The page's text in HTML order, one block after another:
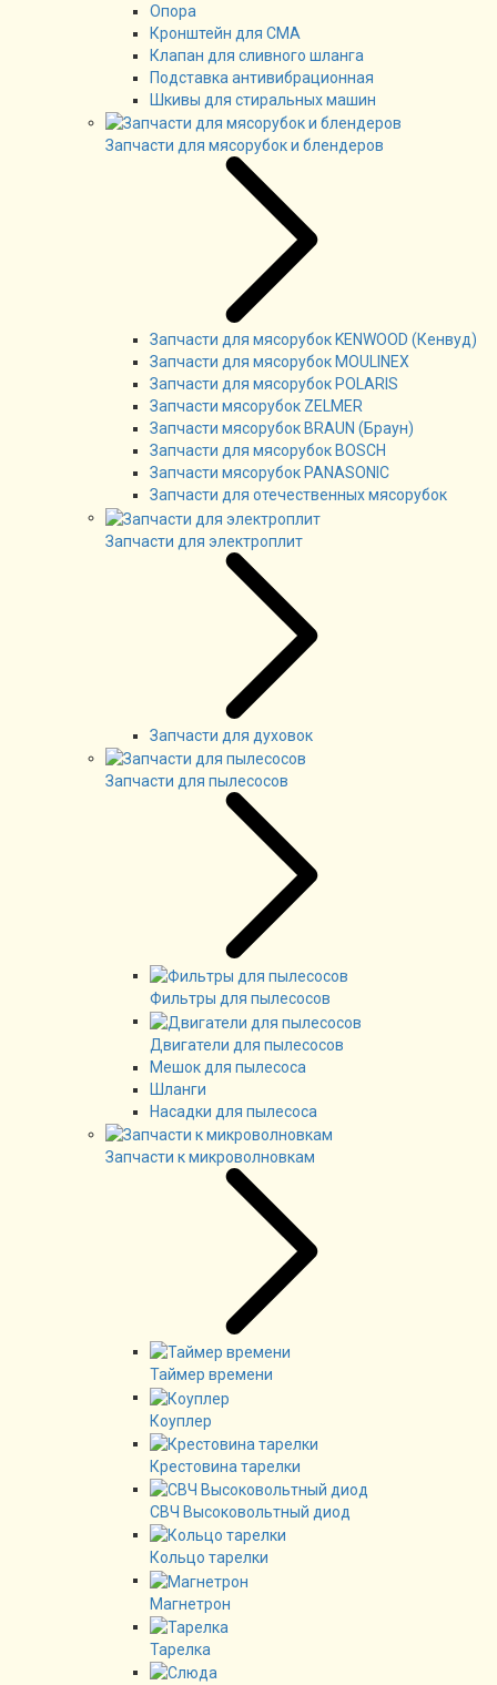
Опора
Кронштейн для СМА
Клапан для сливного шланга
Подставка антивибрационная
Шкивы для стиральных машин
Запчасти для мясорубок и блендеров
Запчасти для мясорубок KENWOOD (Кенвуд)
Запчасти для мясорубок MOULINEX
Запчасти для мясорубок POLARIS
Запчасти мясорубок ZELMER
Запчасти мясорубок BRAUN (Браун)
Запчасти для мясорубок BOSCH
Запчасти мясорубок PANASONIC
Запчасти для отечественных мясорубок
Запчасти для электроплит
Запчасти для духовок
Запчасти для пылесосов
Фильтры для пылесосов
Двигатели для пылесосов
Мешок для пылесоса
Шланги
Насадки для пылесоса
Запчасти к микроволновкам
Таймер времени
Коуплер
Крестовина тарелки
СВЧ Высоковольтный диод
Кольцо тарелки
Магнетрон
Тарелка